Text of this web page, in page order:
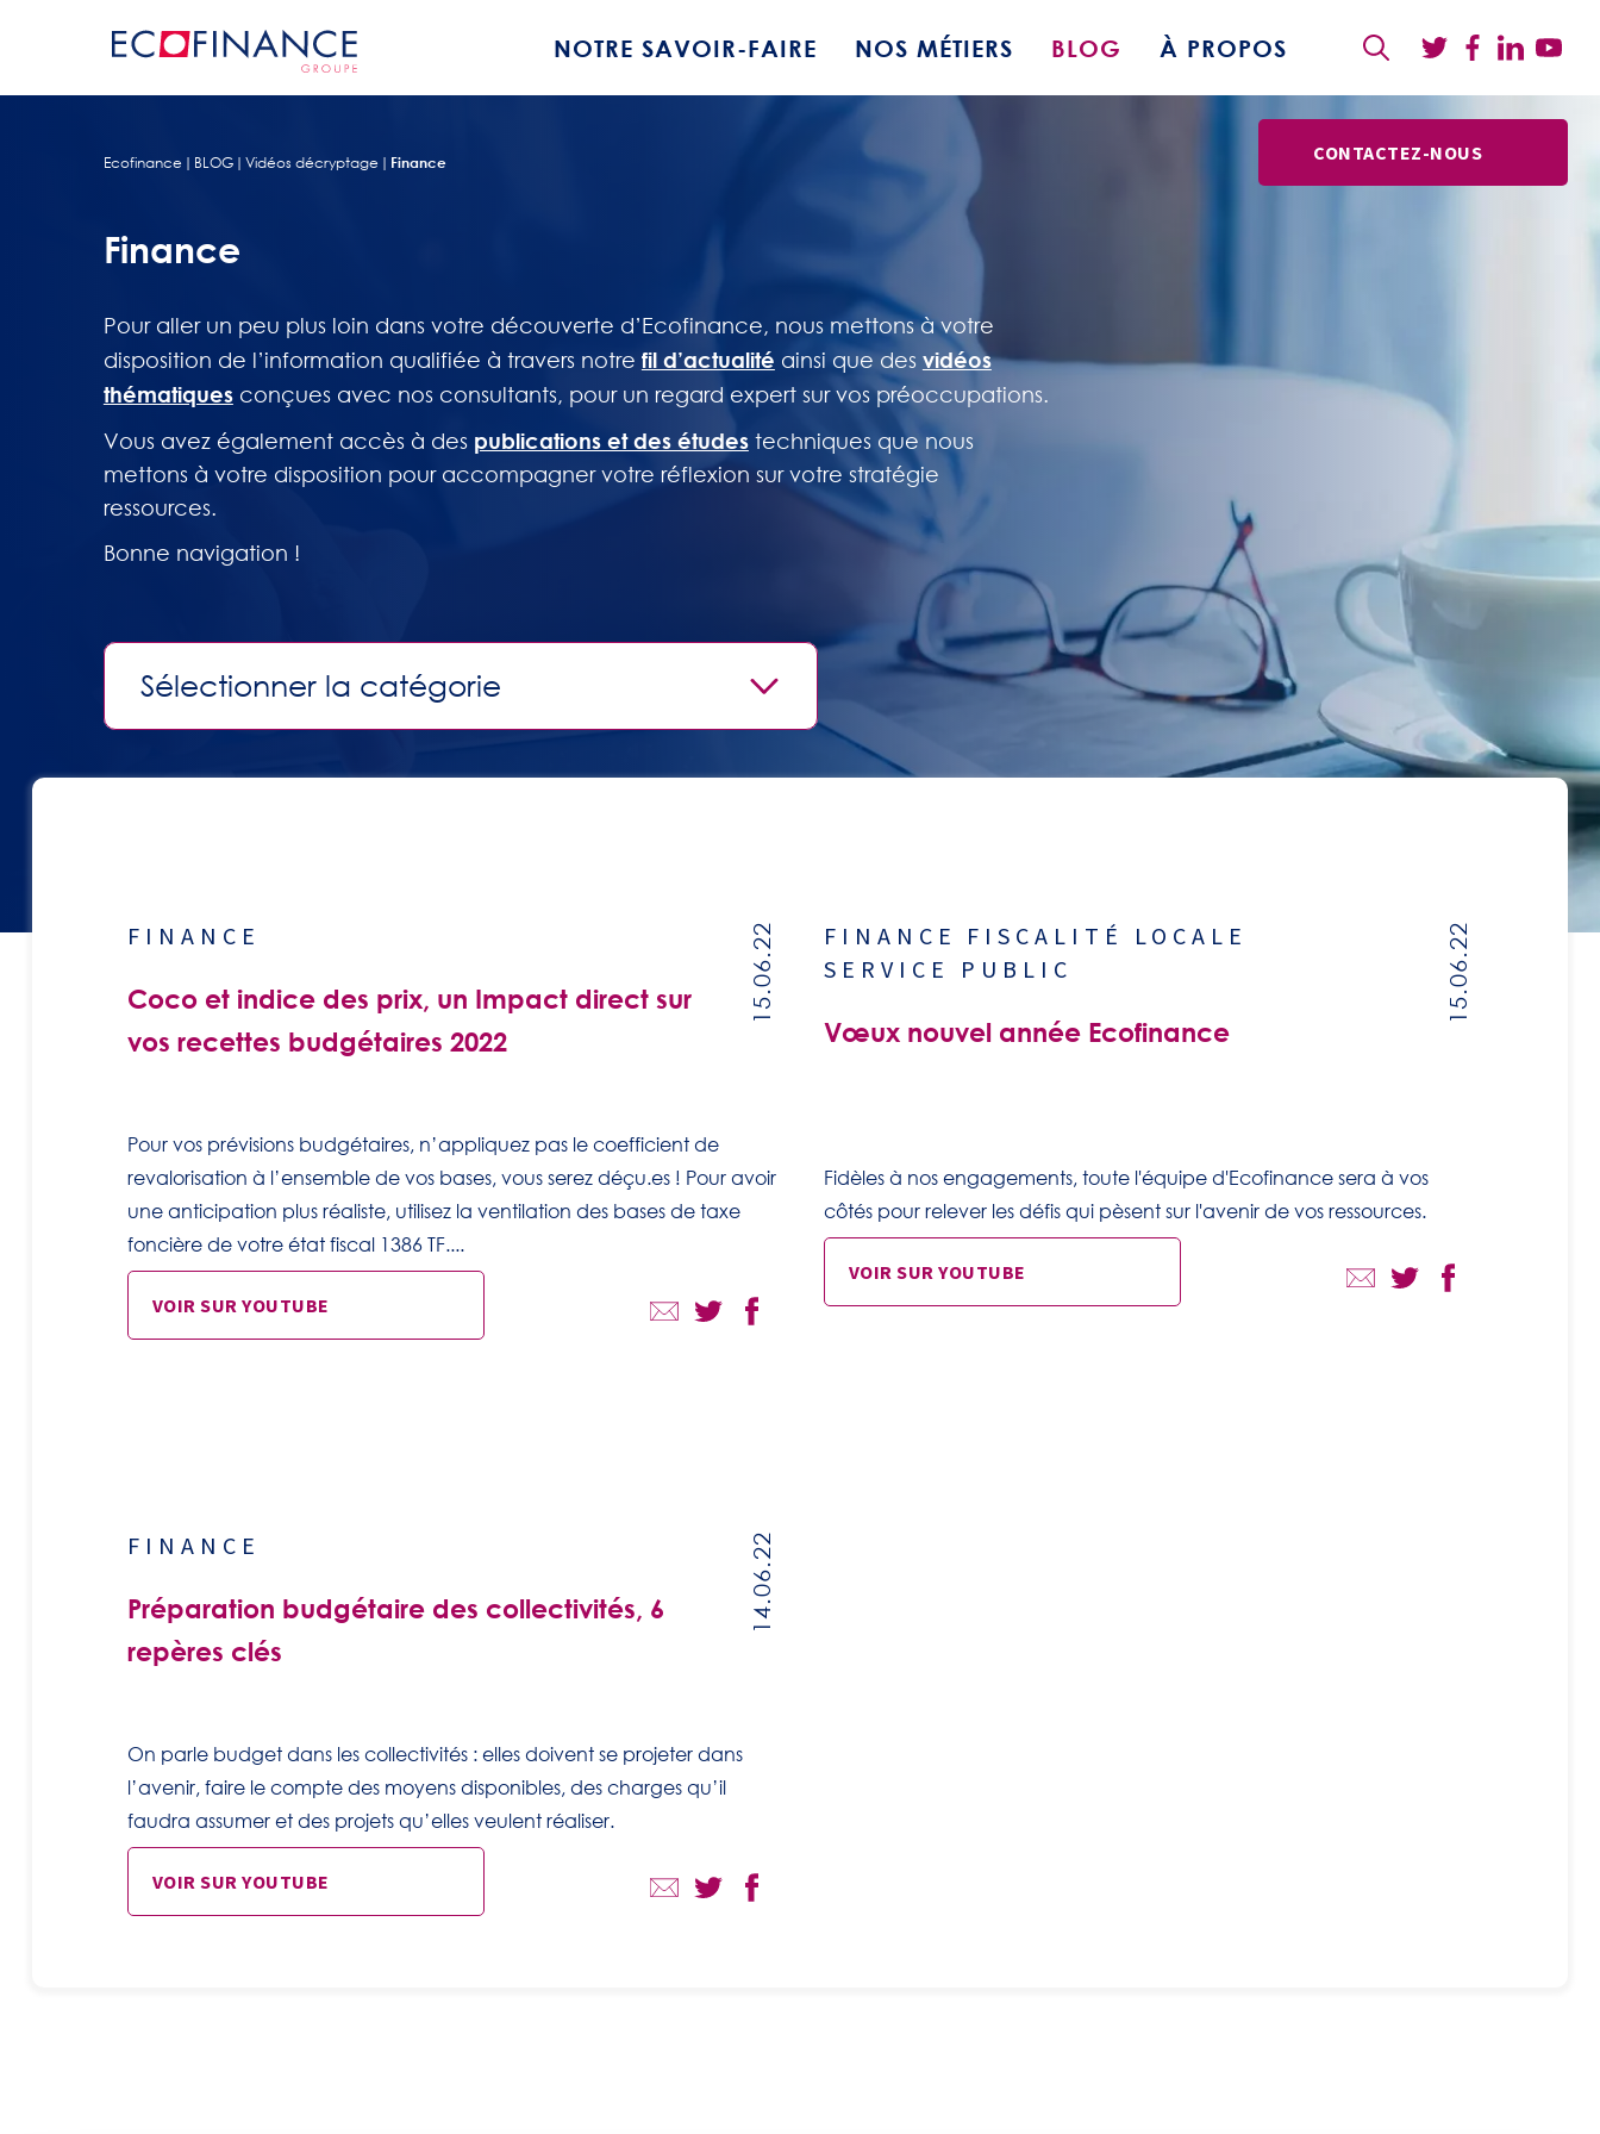
NOTRE SAVOIR-FAIRE NOS MÉTIERS BLOG À PROPOS
CONTACTEZ-NOUS
Ecofinance BLOG Vidéos décryptage Finance
Finance
Pour aller un peu plus loin dans votre découverte d’Ecofinance, nous mettons à votre
disposition de l’information qualifiée à travers notre fil d’actualité ainsi que des vidéos
thématiquesconçues avec nos consultants, pour un regard expert sur vos préoccupations.
Vous avez également accès à des publications et des étudestechniques que nous
mettons à votre disposition pour accompagner votre réflexion sur votre stratégie
ressources.
Bonne navigation !
Sélectionner la catégorie
15.06.22
FINANCE
Coco et indice des prix, un Impact direct sur
vos recettes budgétaires 2022
Pour vos prévisions budgétaires, n’appliquez pas le coefficient de
revalorisation à l’ensemble de vos bases, vous serez déçu.es ! Pour avoir
une anticipation plus réaliste, utilisez la ventilation des bases de taxe
foncière de votre état fiscal 1386 TF....
VOIR SUR YOUTUBE
15.06.22
FINANCE
FISCALITÉ LOCALE
SERVICE PUBLIC
Vœux nouvel année Ecofinance
Fidèles à nos engagements, toute l'équipe d'Ecofinance sera à vos
côtés pour relever les défis qui pèsent sur l'avenir de vos ressources.
VOIR SUR YOUTUBE
14.06.22
FINANCE
Préparation budgétaire des collectivités, 6
repères clés
On parle budget dans les collectivités : elles doivent se projeter dans
l’avenir, faire le compte des moyens disponibles, des charges qu’il
faudra assumer et des projets qu’elles veulent réaliser.
VOIR SUR YOUTUBE